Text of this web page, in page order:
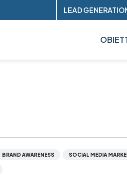
BRAND AWARENESS SOCIAL MEDIA
sup
LEAD